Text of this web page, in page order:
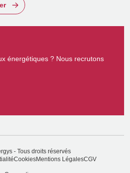
énergétiques ? Nous recrutons
- Tous droits réservés
CookiesMentions LégalesCGV